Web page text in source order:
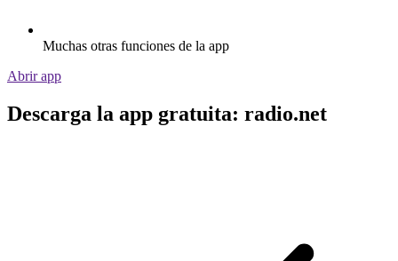
Muchas otras funciones de la app
Abrir app
Descarga la app gratuita: radio.net